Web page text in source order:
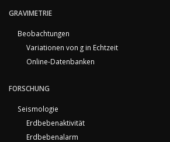
GRAVIMETRIE
Beobachtungen
Variationen von g in Echtzeit
Online-Datenbanken
FORSCHUNG
Seismologie
Erdbebenaktivität
Erdbebenalarm